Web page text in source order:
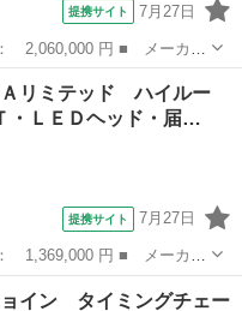
提携サイト 7月27日
ン ■ グレード名： ＰＺ
Ｄｓｐオーディオ／Ｂｌｕ
Ａリミテッド ハイルー
・ＬＥＤヘッド・届…
提携サイト 7月27日
レード名： ＰＡリミテ
Ｄヘッド・届出済未使用
ョイン タイミングチェー